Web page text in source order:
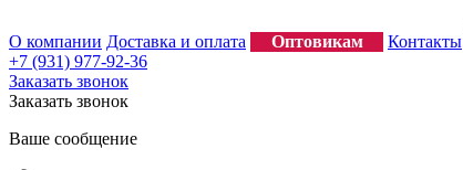
О компании Доставка и оплата Оптовикам Контакты
+7 (931) 977-92-36
Заказать звонок
Заказать звонок
Ваше сообщение